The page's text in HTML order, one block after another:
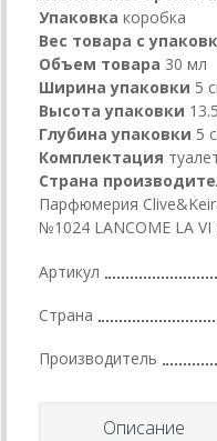
Упаковка коробка
Вес товара с
Объем товара 30 мл
Ширина упаковки 5
Высота упаковки
Глубина упаковки 5
Комплектация
Страна
Парфюмерия
№1024 LANCOME LA VI
Артикул
Страна
Производитель
Описание